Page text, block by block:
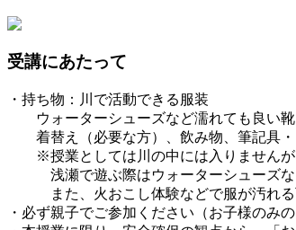
受講にあたって
・持ち物：川で活動できる服装
ウォーターシューズなど濡れても良い靴
着替え（必要な方）、飲み物、筆記具・
※授業としては川の中には入りませんが
浅瀬で遊ぶ際はウォーターシューズな
また、火おこし体験などで服が汚れる可
・必ず親子でご参加ください（お子様のみ